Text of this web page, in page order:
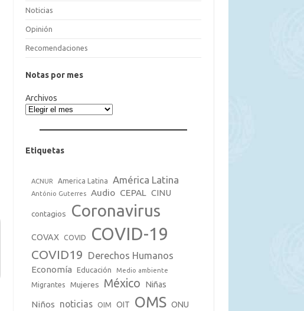
Noticias
Opinión
Recomendaciones
Notas por mes
Archivos
Etiquetas
ACNUR America Latina América Latina
António Guterres Audio CEPAL CINU
contagios Coronavirus
COVAX COVID COVID-19
COVID19 Derechos Humanos
Economía Educación Medio ambiente
Migrantes Mujeres México Niñas
Niños noticias OIM OIT OMS ONU